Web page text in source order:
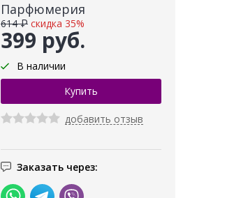
Парфюмерия
399 руб.
614 ₽ скидка 35%
В наличии
добавить отзыв
Заказать через: